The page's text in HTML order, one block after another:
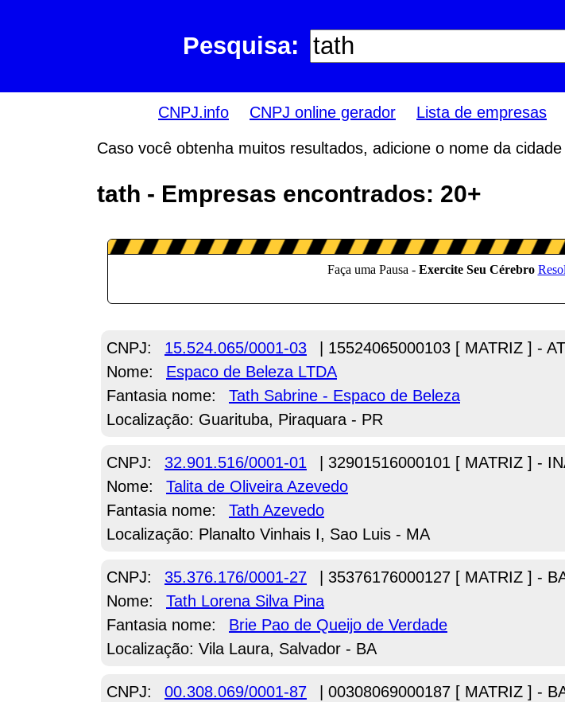
Pesquisa:
CNPJ.info CNPJ online gerador Lista de empresas
Caso você obtenha muitos resultados, adicione o nome da
tath - Empresas encontrados: 20+
CNPJ: 15.524.065/0001-03
| 15524065000103 [ MATRIZ ] -
Nome:
Espaco de Beleza LTDA
Fantasia nome:
Tath Sabrine - Espaco de Beleza
Localização: Guarituba, Piraquara - PR
CNPJ: 32.901.516/0001-01
| 32901516000101 [ MATRIZ ] -
Nome:
Talita de Oliveira Azevedo
Fantasia nome:
Tath Azevedo
Localização: Planalto Vinhais I, Sao Luis - MA
CNPJ: 35.376.176/0001-27
| 35376176000127 [ MATRIZ ] -
Nome:
Tath Lorena Silva Pina
Fantasia nome:
Brie Pao de Queijo de Verdade
Localização: Vila Laura, Salvador - BA
CNPJ: 00.308.069/0001-87
| 00308069000187 [ MATRIZ ] -